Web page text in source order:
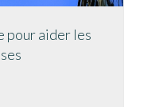
pour aider les